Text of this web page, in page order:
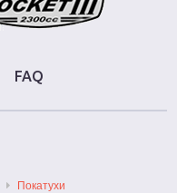
FAQ
Покатухи